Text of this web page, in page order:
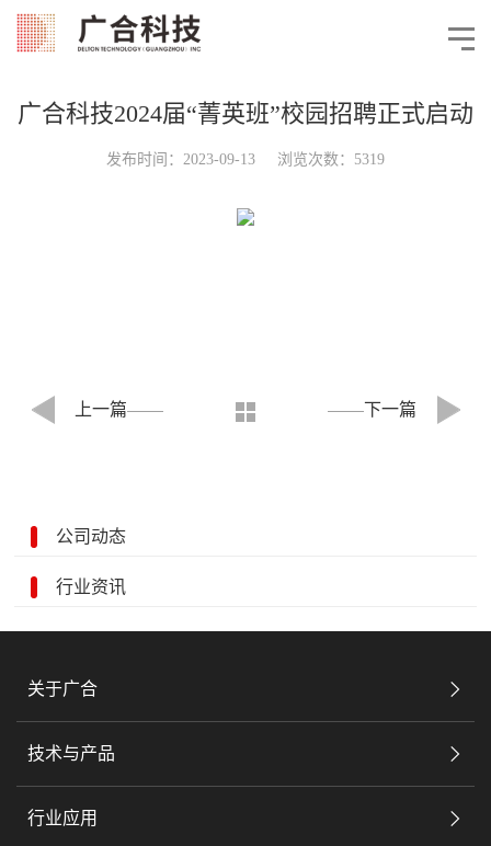
广合科技2024届“菁英班”校园招聘正式启动
发布时间：2023-09-13 浏览次数：5319
上一篇 下一篇
公司动态
行业资讯
关于广合
技术与产品
行业应用